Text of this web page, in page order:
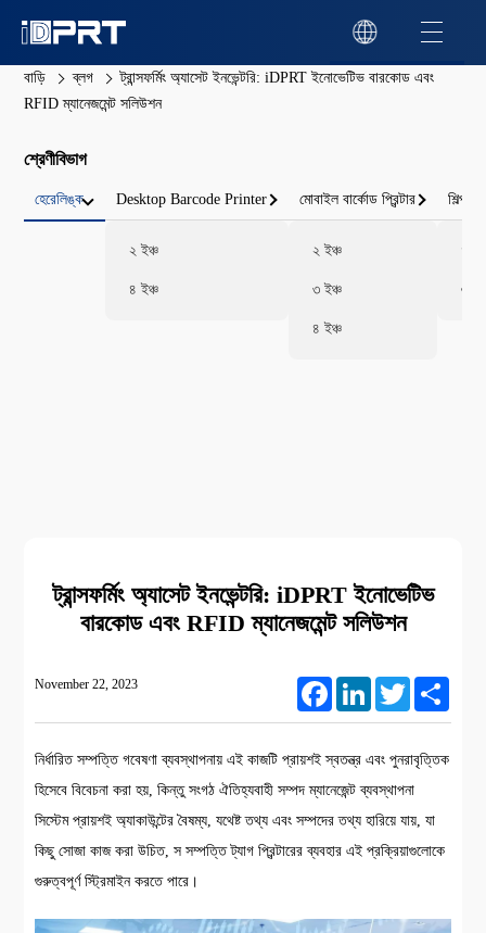
বাড়ি ব্লগ
ট্রান্সফর্মিং অ্যাসেট ইনভেন্টরি: iDPRT ইনোভেটিভ বারকোড এবং
RFID ম্যানেজমেন্ট সলিউশন
শ্রেণীবিভাগ
হেরেলিঙ্ক Desktop Barcode Printer
২ ইঞ্চ
৪ ইঞ্চ
মোবাইল বার্কোড প্রিন্টার
২ ইঞ্চ
৩ ইঞ্চ
৪ ইঞ্চ
শিল্প
৪
৬
ট্রান্সফর্মিং অ্যাসেট ইনভেন্টরি: iDPRT ইনোভেটিভ
বারকোড এবং RFID ম্যানেজমেন্ট সলিউশন
November 22, 2023 FacebookLinkedIn Twitter
নির্ধারিত সম্পত্তি গবেষণা ব্যবস্থাপনায় এই কাজটি প্রায়শই স্বতন্ত্র এবং পুনরাবৃত্তিক
হিসেবে বিবেচনা করা হয়, কিন্তু সংগঠ ঐতিহ্যবাহী সম্পদ ম্যানেজেন্ট ব্যবস্থাপনা
সিস্টেম প্রায়শই অ্যাকাউন্টের বৈষম্য, যথেষ্ট তথ্য এবং সম্পদের তথ্য হারিয়ে যায়, যা
কিছু সোজা কাজ করা উচিত, স সম্পত্তি ট্যাগ প্রিন্টারের ব্যবহার এই প্রক্রিয়াগুলোকে
গুরুত্বপূর্ণ স্ট্রিমাইন করতে পারে।